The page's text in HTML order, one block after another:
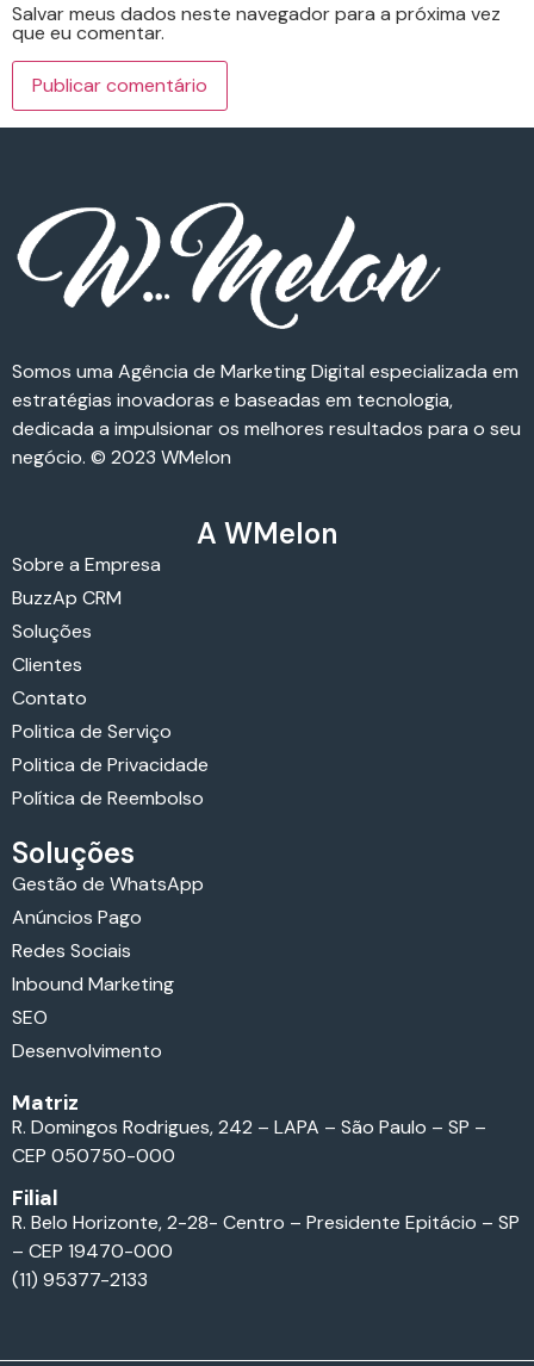
Salvar meus dados neste navegador para a próxima vez
que eu comentar.
Somos uma Agência de Marketing Digital especializada em
estratégias inovadoras e baseadas em tecnologia,
dedicada a impulsionar os melhores resultados para o seu
negócio. © 2023 WMelon
A WMelon
Sobre a Empresa
BuzzAp CRM
Soluções
Clientes
Contato
Politica de Serviço
Politica de Privacidade
Política de Reembolso
Soluções
Gestão de WhatsApp
Anúncios Pago
Redes Sociais
Inbound Marketing
SEO
Desenvolvimento
Matriz
R. Domingos Rodrigues, 242 – LAPA – São Paulo – SP –
CEP 050750-000
Filial
R. Belo Horizonte, 2-28- Centro – Presidente Epitácio – SP
– CEP 19470-000
(11) 95377-2133